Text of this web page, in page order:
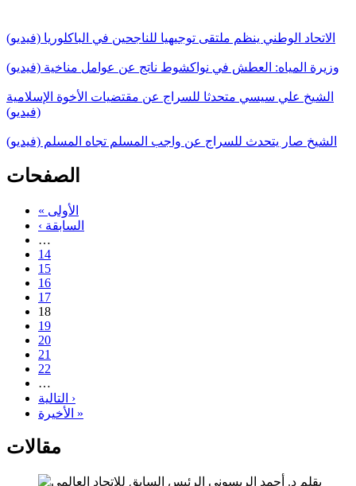
الاتحاد الوطني ينظم ملتقى توجيهيا للناجحين في الباكلوريا (فيديو)
وزيرة المياه: العطش في نواكشوط ناتج عن عوامل مناخية (فيديو)
الشيخ علي سيسي متحدثا للسراج عن مقتضيات الأخوة الإسلامية
(فيديو)
الشيخ صار يتحدث للسراج عن واجب المسلم تجاه المسلم (فيديو)
الصفحات
« الأولى
‹ السابقة
…
14
15
16
17
18
19
20
21
22
…
التالية ›
الأخيرة »
مقالات